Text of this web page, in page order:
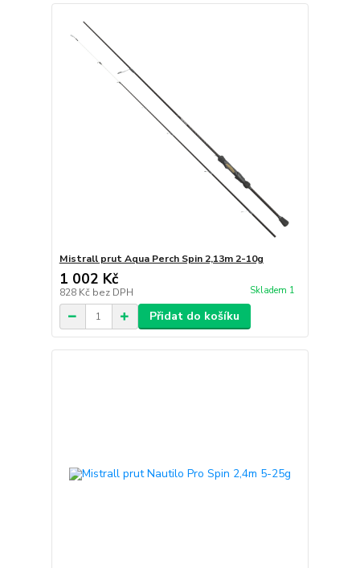
Mistrall prut Aqua Perch Spin 2,13m 2-10g
1 002 Kč
828 Kč bez DPH Skladem 1
Přidat do košíku